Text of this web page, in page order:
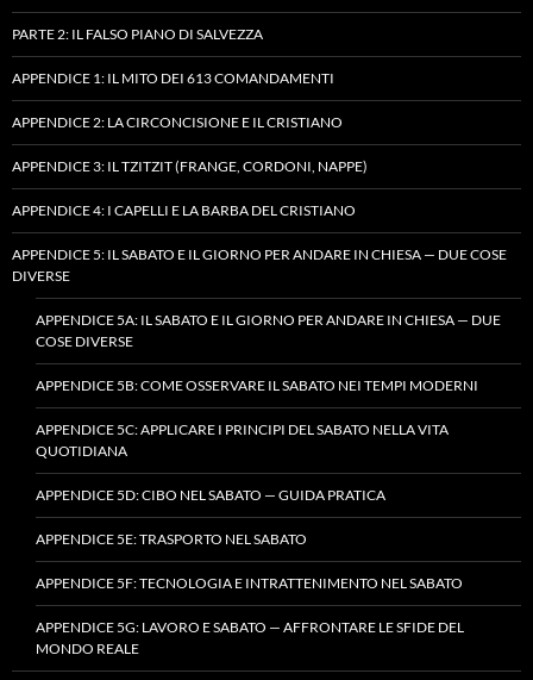
PARTE 2: IL FALSO PIANO DI SALVEZZA
APPENDICE 1: IL MITO DEI 613 COMANDAMENTI
APPENDICE 2: LA CIRCONCISIONE E IL CRISTIANO
APPENDICE 3: IL TZITZIT (FRANGE, CORDONI, NAPPE)
APPENDICE 4: I CAPELLI E LA BARBA DEL CRISTIANO
APPENDICE 5: IL SABATO E IL GIORNO PER ANDARE IN CHIESA — DUE COSE
DIVERSE
APPENDICE 5A: IL SABATO E IL GIORNO PER ANDARE IN CHIESA — DUE
COSE DIVERSE
APPENDICE 5B: COME OSSERVARE IL SABATO NEI TEMPI MODERNI
APPENDICE 5C: APPLICARE I PRINCIPI DEL SABATO NELLA VITA
QUOTIDIANA
APPENDICE 5D: CIBO NEL SABATO — GUIDA PRATICA
APPENDICE 5E: TRASPORTO NEL SABATO
APPENDICE 5F: TECNOLOGIA E INTRATTENIMENTO NEL SABATO
APPENDICE 5G: LAVORO E SABATO — AFFRONTARE LE SFIDE DEL
MONDO REALE